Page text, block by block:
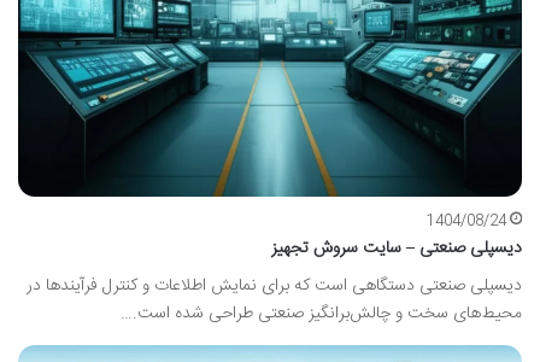
1404/08/24
دیسپلی صنعتی – سایت سروش تجهیز
دیسپلی صنعتی دستگاهی است که برای نمایش اطلاعات و کنترل فرآیندها در
محیط‌های سخت و چالش‌برانگیز صنعتی طراحی شده است.…